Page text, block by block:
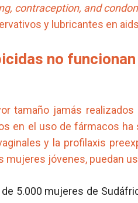
contraception, and
y lubricantes en
no
tamaño jamás
en el uso de fármacos
y la profilaxis
mujeres jóvenes, puedan
5.000 mujeres de